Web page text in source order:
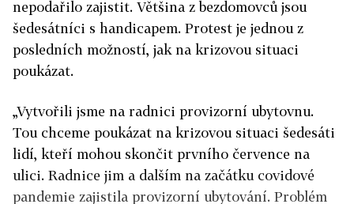
nepodařilo zajistit. Většina z bezdomovců jsou
šedesátníci s handicapem. Protest je jednou z
posledních možností, jak na krizovou situaci
poukázat.
„Vytvořili jsme na radnici provizorní ubytovnu.
Tou chceme poukázat na krizovou situaci šedesáti
lidí, kteří mohou skončit prvního července na
ulici. Radnice jim a dalším na začátku covidové
pandemie zajistila provizorní ubytování. Problém